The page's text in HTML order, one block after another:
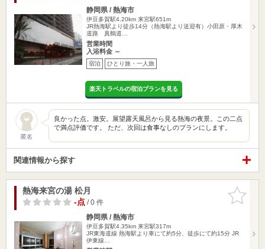
静岡県 / 熱海市
伊豆多賀駅4.20km 来宮駅651m
JR熱海駅より徒歩14分（熱海駅より送迎有）小田原・厚木
道路 真鶴道…
営業時間
入浴料金 ～
宿泊 ひとり旅・一人旅
楽天トラベルの宿泊プランを見る
匿名
良かった点。激安。展望露天風呂から見る熱海の夜景。この二点
で満点評価です。 ただ、次回は食事なしのプランにします。
関連情報から探す
お気に入
りに追加
熱海来宮の湯 松月
-点/ 0 件
静岡県 / 熱海市
伊豆多賀駅4.35km 来宮駅317m
JR東海道線 熱海駅より車にて約5分、徒歩にて約15分 JR
伊東線…